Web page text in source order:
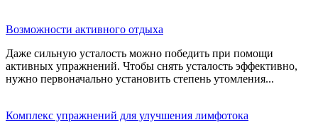
Возможности активного отдыха
Даже сильную усталость можно победить при помощи
активных упражнений. Чтобы снять усталость эффективно,
нужно первоначально установить степень утомления...
Комплекс упражнений для улучшения лимфотока